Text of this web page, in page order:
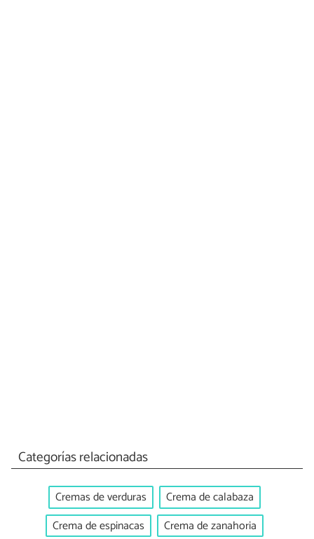
Categorías relacionadas
Cremas de verduras
Crema de calabaza
Crema de espinacas
Crema de zanahoria